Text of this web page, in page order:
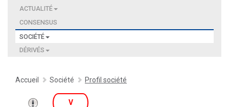
ACTUALITÉ
CONSENSUS
SOCIÉTÉ
DÉRIVÉS
Accueil Société Profil société
V